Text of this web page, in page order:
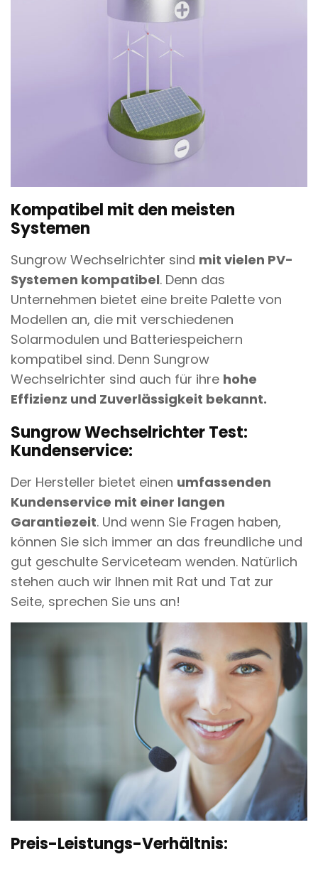
Kompatibel mit den meisten
Systemen
Sungrow Wechselrichter sind mit vielen PV-
Systemen kompatibel. Denn das
Unternehmen bietet eine breite Palette von
Modellen an, die mit verschiedenen
Solarmodulen und Batteriespeichern
kompatibel sind. Denn Sungrow
Wechselrichter sind auch für ihre hohe
Effizienz und Zuverlässigkeit bekannt.
Sungrow Wechselrichter Test:
Kundenservice:
Der Hersteller bietet einen umfassenden
Kundenservice mit einer langen
Garantiezeit. Und wenn Sie Fragen haben,
können Sie sich immer an das freundliche und
gut geschulte Serviceteam wenden. Natürlich
stehen auch wir Ihnen mit Rat und Tat zur
Seite, sprechen Sie uns an!
Preis-Leistungs-Verhältnis: